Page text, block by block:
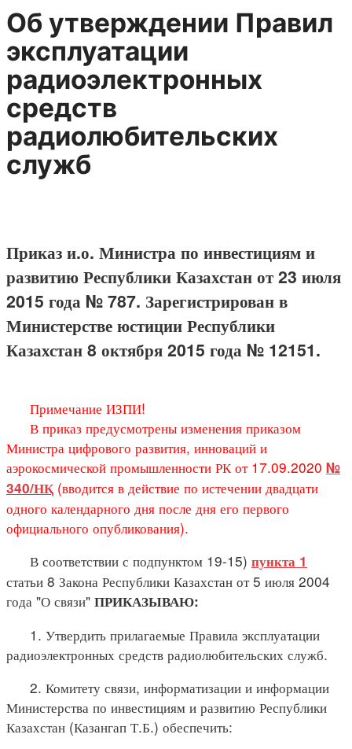
Об утверждении Правил
эксплуатации
радиоэлектронных
средств
радиолюбительских
служб
Приказ и.о. Министра по инвестициям и
развитию Республики Казахстан от 23 июля
2015 года № 787. Зарегистрирован в
Министерстве юстиции Республики
Казахстан 8 октября 2015 года № 12151.
Примечание ИЗПИ!
В приказ предусмотрены изменения приказом
Министра цифрового развития, инноваций и
аэрокосмической промышленности РК от 17.09.2020 №
340/НҚ (вводится в действие по истечении двадцати
одного календарного дня после дня его первого
официального опубликования).
В соответствии с подпунктом 19-15) пункта 1
статьи 8 Закона Республики Казахстан от 5 июля 2004
года "О связи" ПРИКАЗЫВАЮ:
1. Утвердить прилагаемые Правила эксплуатации
радиоэлектронных средств радиолюбительских служб.
2. Комитету связи, информатизации и информации
Министерства по инвестициям и развитию Республики
Казахстан (Казангап Т.Б.) обеспечить: